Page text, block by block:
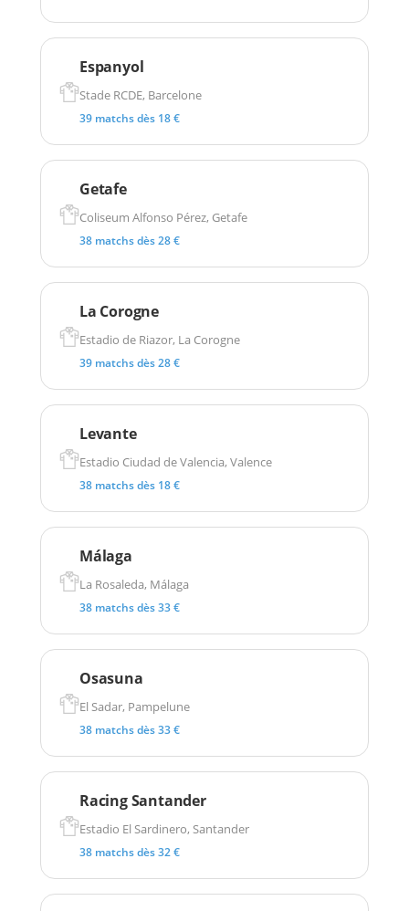
Espanyol
Stade RCDE, Barcelone
39 matchs dès 18 €
Getafe
Coliseum Alfonso Pérez, Getafe
38 matchs dès 28 €
La Corogne
Estadio de Riazor, La Corogne
39 matchs dès 28 €
Levante
Estadio Ciudad de Valencia, Valence
38 matchs dès 18 €
Málaga
La Rosaleda, Málaga
38 matchs dès 33 €
Osasuna
El Sadar, Pampelune
38 matchs dès 33 €
Racing Santander
Estadio El Sardinero, Santander
38 matchs dès 32 €